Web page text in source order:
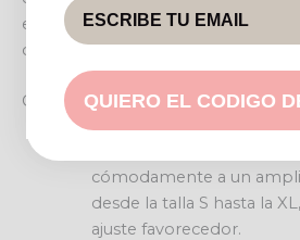
esta sudadera de corte relajado es
casuales con un toque artístico y
Características destacadas
cómodamente a un
desde la talla S hasta la
ajuste favorecedor.
QUIERO EL CODIGO